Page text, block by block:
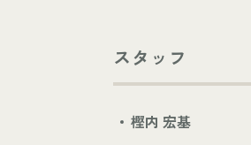
スタッフ
樫内 宏基